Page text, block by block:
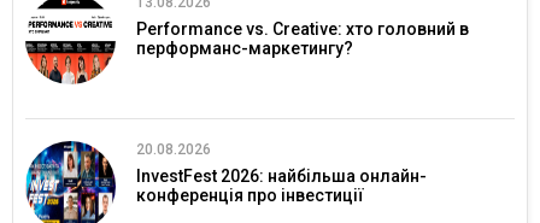
Performance vs. Creative: хто головний в
перформанс-маркетингу?
20.08.2026
InvestFest 2026: найбільша онлайн-
конференція про інвестиції